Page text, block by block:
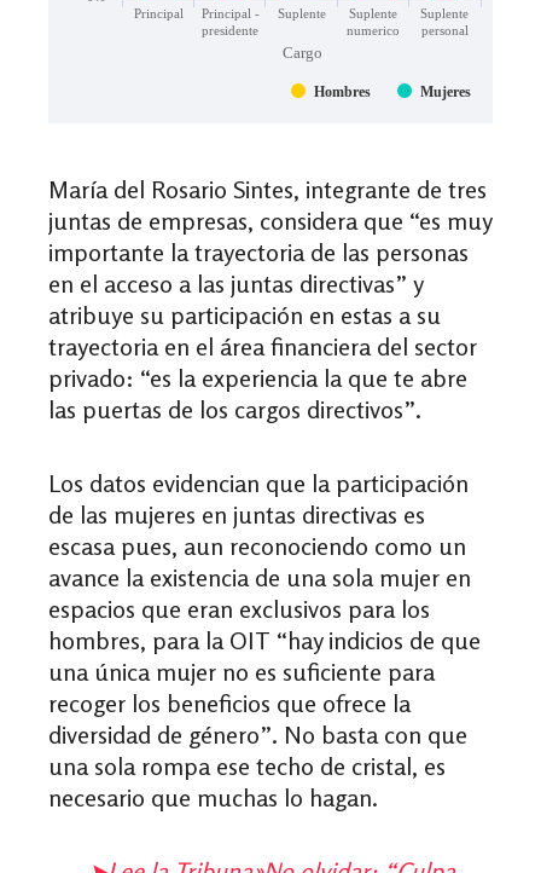
María del Rosario Sintes, integrante de tres
juntas de empresas, considera que “es muy
importante la trayectoria de las personas
en el acceso a las juntas directivas” y
atribuye su participación en estas a su
trayectoria en el área financiera del sector
privado: “es la experiencia la que te abre
las puertas de los cargos directivos”.
Los datos evidencian que la participación
de las mujeres en juntas directivas es
escasa pues, aun reconociendo como un
avance la existencia de una sola mujer en
espacios que eran exclusivos para los
hombres, para la OIT “hay indicios de que
una única mujer no es suficiente para
recoger los beneficios que ofrece la
diversidad de género”. No basta con que
una sola rompa ese techo de cristal, es
necesario que muchas lo hagan.